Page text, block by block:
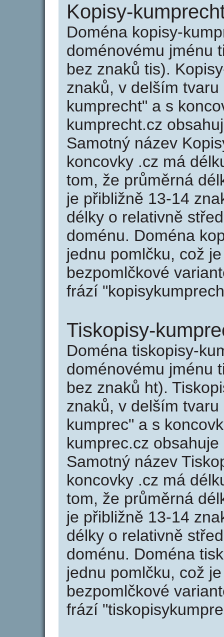
Kopisy-
Doména kopisy-
doménovému jménu
bez znaků tis).
znaků, v delším
kumprecht" a s
kumprecht.cz
Samotný název
koncovky .cz má
tom, že průměrná
je přibližně 13-14
délky o relativně
doménu. Doména
jednu pomlčku, což
bezpomlčkové
frází
Tiskopisy-
Doména tiskopisy-
doménovému jménu
bez znaků ht).
znaků, v delším
kumprec" a s
kumprec.cz
Samotný název
koncovky .cz má
tom, že průměrná
je přibližně 13-14
délky o relativně
doménu. Doména
jednu pomlčku, což
bezpomlčkové
frází